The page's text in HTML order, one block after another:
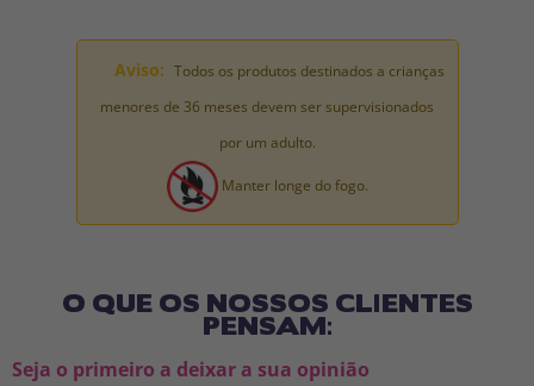
Aviso: Todos os produtos destinados a crianças
menores de 36 meses devem ser supervisionados
por um adulto.
Manter longe do fogo.
O QUE OS NOSSOS CLIENTES
PENSAM:
Seja o primeiro a deixar a sua opinião